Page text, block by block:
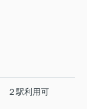
２駅利用可